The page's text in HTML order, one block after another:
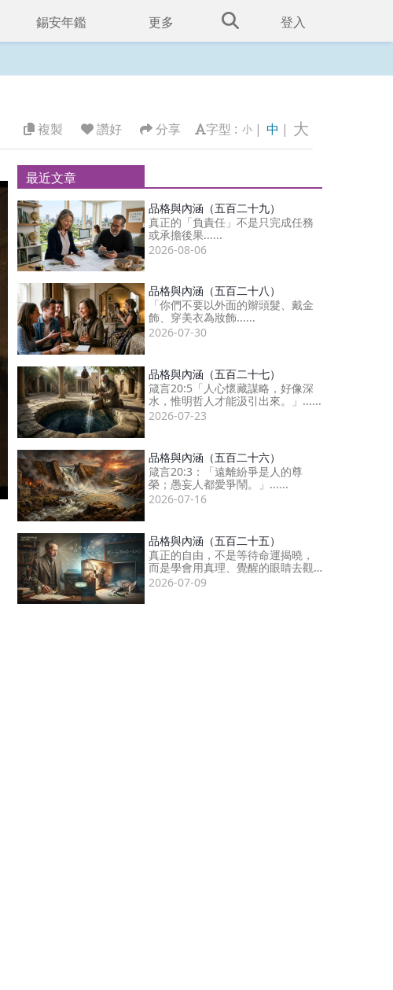
錫安年鑑 更多 登入
複製 讚好 分享 字型 : 小 | 中 | 大
最近文章
品格與內涵（五百二十九）
真正的「負責任」不是只完成任務
或承擔後果......
2026-08-06
品格與內涵（五百二十八）
「你們不要以外面的辮頭髮、戴金
飾、穿美衣為妝飾......
2026-07-30
品格與內涵（五百二十七）
箴言20:5「人心懷藏謀略，好像深
水，惟明哲人才能汲引出來。」......
2026-07-23
品格與內涵（五百二十六）
箴言20:3：「遠離紛爭是人的尊
榮；愚妄人都愛爭鬧。」......
2026-07-16
品格與內涵（五百二十五）
真正的自由，不是等待命運揭曉，
而是學會用真理、覺醒的眼睛去觀
察......
2026-07-09